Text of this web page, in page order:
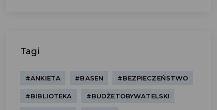
Tagi
#ANKIETA #BASEN #BEZPIECZEŃSTWO
#BIBLIOTEKA #BUDŻETOBYWATELSKI